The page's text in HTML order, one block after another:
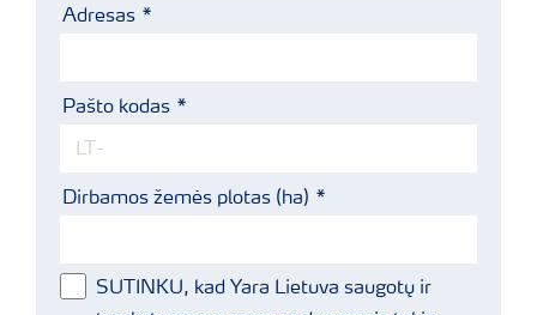
Adresas
Pašto kodas
Dirbamos žemės plotas (ha)
SUTINKU, kad Yara Lietuva saugotų ir